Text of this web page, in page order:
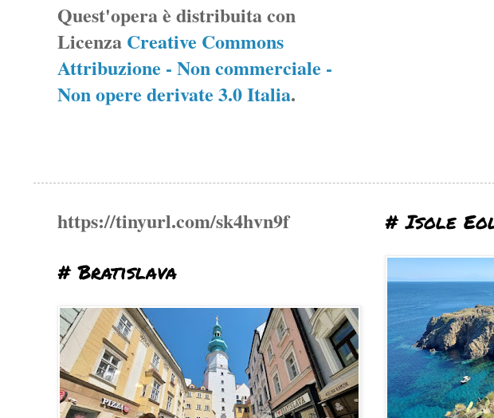
Quest'opera è distribuita con
Licenza Creative Commons
Attribuzione - Non commerciale -
Non opere derivate 3.0 Italia.
https://tinyurl.com/sk4hvn9f
# Bratislava
# Isole